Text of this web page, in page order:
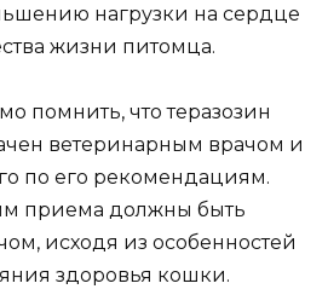
нагрузки на сердце
жизни питомца.
помнить, что теразозин
ветеринарным врачом и
по его рекомендациям.
приема должны быть
исходя из особенностей
здоровья кошки.